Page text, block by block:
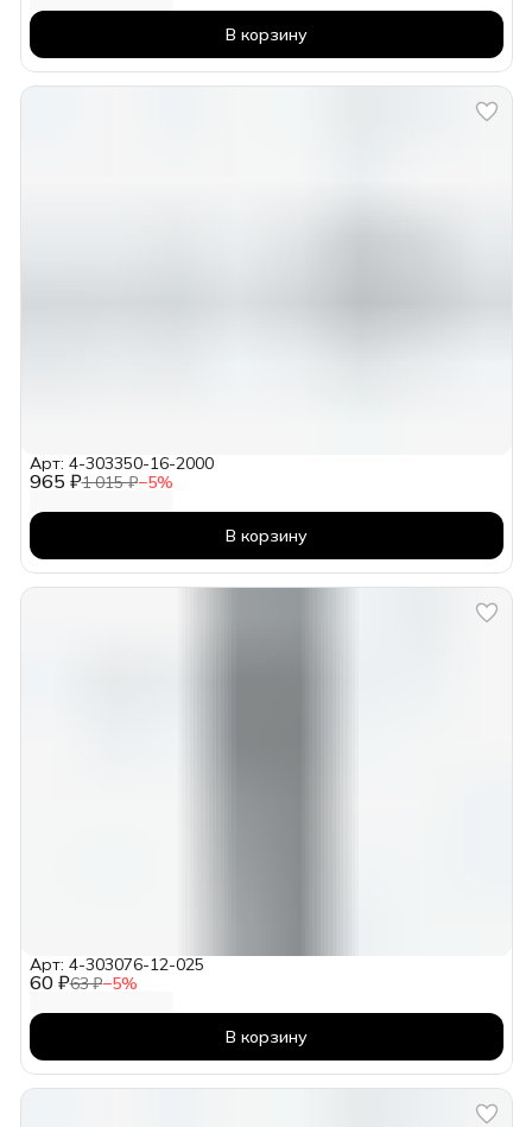
В корзину
965 ₽1 015 ₽−5%
Арт: 4-303350-16-2000
В корзину
60 ₽63 ₽−5%
Арт: 4-303076-12-025
В корзину